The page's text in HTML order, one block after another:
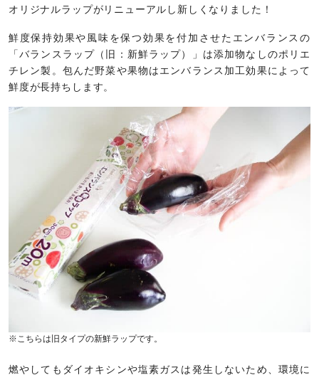
オリジナルラップがリニューアルし新しくなりました！
鮮度保持効果や風味を保つ効果を付加させたエンバランスの
「バランスラップ（旧：新鮮ラップ）」は添加物なしのポリエ
チレン製。包んだ野菜や果物はエンバランス加工効果によって
鮮度が長持ちします。
※こちらは旧タイプの新鮮ラップです。
燃やしてもダイオキシンや塩素ガスは発生しないため、環境に